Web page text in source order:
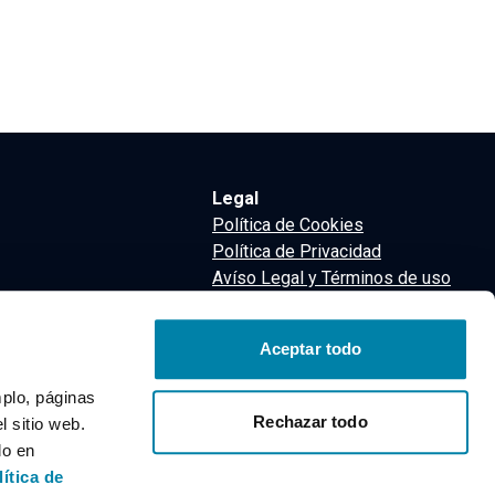
páginas
sitio web.
en
de
Aceptar todo
Rechazar todo
Legal
Política de Cookies
Política de Privacidad
Avíso Legal y Términos de uso